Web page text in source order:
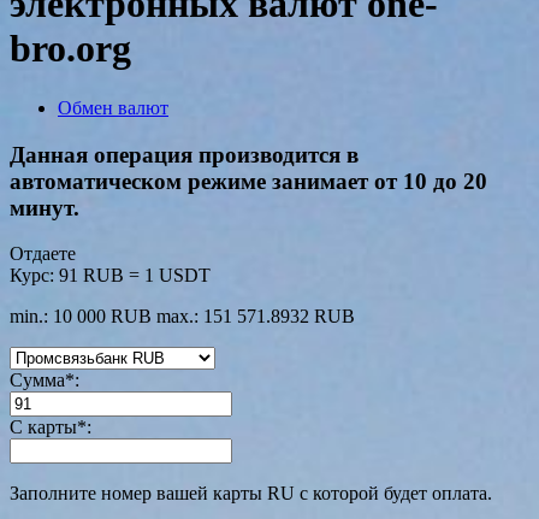
bro.org
Обмен валют
Данная операция производится в
автоматическом режиме занимает от 10 до 20
минут.
Отдаете
Курс: 91 RUB = 1 USDT
min.: 10 000 RUB max.: 151 571.8932 RUB
Сумма*:
С карты*:
Заполните номер вашей карты RU с которой будет оплата.